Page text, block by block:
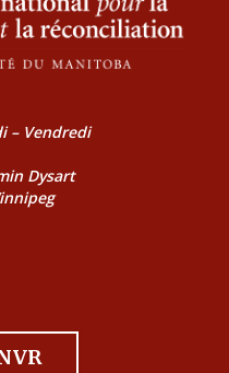
– Vendredi
Dysart